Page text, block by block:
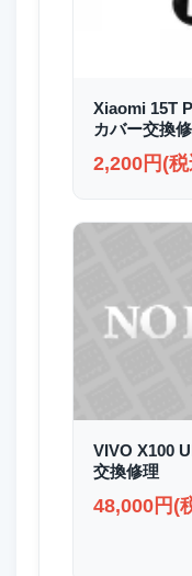
Xiaomi 15T
カバー交換
2,200円(税
VIVO X100
交換修理
48,000円(